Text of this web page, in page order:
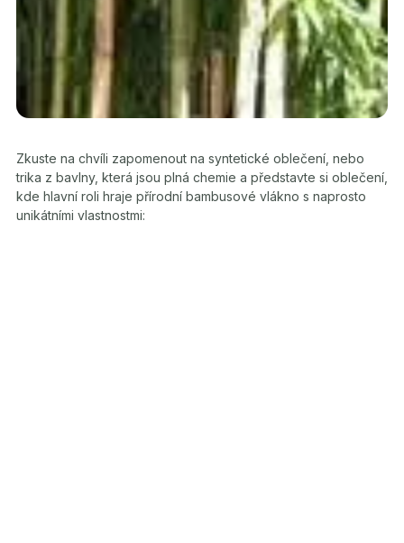
Zkuste na chvíli zapomenout na syntetické oblečení, nebo
trika z bavlny, která jsou plná chemie a představte si oblečení,
kde hlavní roli hraje přírodní bambusové vlákno s naprosto
unikátními vlastnostmi: